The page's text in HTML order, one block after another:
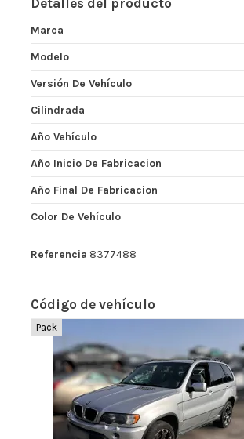
Marca
Modelo
Versión De Vehículo
Cilindrada
Año Vehículo
Año Inicio De Fabricacion
Año Final De Fabricacion
Color De Vehículo
Referencia 8377488
Código de vehículo
Pack